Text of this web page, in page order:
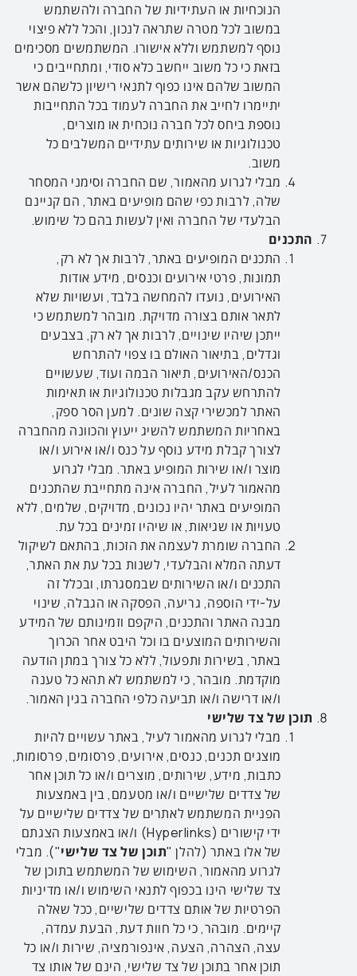
הנוכחיות או העתידיות של החברה ולהשתמש
במשוב לכל מטרה שתראה לנכון, והכל ללא פיצוי
נוסף למשתמש וללא אישורו. המשתמשים מסכימים
בזאת כי כל משוב ייחשב כלא סודי, ומתחייבים כי
המשוב שלהם אינו כפוף לתנאי רישיון כלשהם אשר
יתיימרו לחייב את החברה לעמוד בכל התחייבות
נוספת ביחס לכל חברה נוכחית או מוצרים,
טכנולוגיות או שירותים עתידיים המשלבים כל
משוב.
מבלי לגרוע מהאמור, שם החברה וסימני המסחר
שלה, לרבות כפי שהם מופיעים באתר, הם קניינם
הבלעדי של החברה ואין לעשות בהם כל שימוש.
התכנים
התכנים המופיעים באתר, לרבות אך לא רק,
תמונות, פרטי אירועים וכנסים, מידע אודות
האירועים, נועדו להמחשה בלבד, ועשויות שלא
לתאר אותם בצורה מדויקת. מובהר למשתמש כי
ייתכן שיהיו שינויים, לרבות אך לא רק, בצבעים
וגדלים, בתיאור האולם בו צפוי להתרחש
הכנס/האירועים, תיאור הבמה ועוד, שעשויים
להתרחש עקב מגבלות טכנולוגיות או תאימות
האתר למכשירי קצה שונים. למען הסר ספק,
באחריות המשתמש להשיג ייעוץ והכוונה מהחברה
לצורך קבלת מידע נוסף על כנס ו/או אירוע ו/או
מוצר ו/או שירות המופיע באתר. מבלי לגרוע
מהאמור לעיל, החברה אינה מתחייבת שהתכנים
המופיעים באתר יהיו נכונים, מדויקים, שלמים, ללא
טעויות או שגיאות, או שיהיו זמינים בכל עת.
החברה שומרת לעצמה את הזכות, בהתאם לשיקול
דעתה המלא והבלעדי, לשנות בכל עת את האתר,
התכנים ו/או השירותים שבמסגרתו, ובכלל זה
על-ידי הוספה, גריעה, הפסקה או הגבלה, שינוי
מבנה האתר והתכנים, היקפם וזמינותם של המידע
והשירותים המוצעים בו וכל היבט אחר הכרוך
באתר, בשירות ותפעול, ללא כל צורך במתן הודעה
מוקדמת. מובהר, כי למשתמש לא תהא כל טענה
ו/או דרישה ו/או תביעה כלפי החברה בגין האמור.
תוכן של צד שלישי
מבלי לגרוע מהאמור לעיל, באתר עשויים להיות
מוצגים תכנים, כנסים, אירועים, פרסומים, פרסומות,
כתבות, מידע, שירותים, מוצרים ו/או כל תוכן אחר
של צדדים שלישיים ו/או מטעמם, בין באמצעות
הפניית המשתמש לאתרים של צדדים שלישיים על
ידי קישורים (Hyperlinks) ו/או באמצעות הצגתם
של אלו באתר (להלן "תוכן של צד שלישי"). מבלי
לגרוע מהאמור, השימוש של המשתמש בתוכן של
צד שלישי הינו בכפוף לתנאי השימוש ו/או מדיניות
הפרטיות של אותם צדדים שלישיים, ככל שאלה
קיימים. מובהר, כי כל חוות דעת, הבעת עמדה,
עצה, הצהרה, הצעה, אינפורמציה, שירות ו/או כל
תוכן אחר בתוכן של צד שלישי, הינם של אותו צד